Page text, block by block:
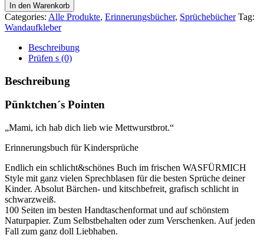
In den Warenkorb
Categories: Alle Produkte, Erinnerungsbücher, Sprüchebücher Tag:
Wandaufkleber
Beschreibung
Prüfen s (0)
Beschreibung
Pünktchen´s Pointen
„Mami, ich hab dich lieb wie Mettwurstbrot.“
Erinnerungsbuch für Kindersprüche
Endlich ein schlicht&schönes Buch im frischen WASFÜRMICH
Style mit ganz vielen Sprechblasen für die besten Sprüche deiner
Kinder. Absolut Bärchen- und kitschbefreit, grafisch schlicht in
schwarzweiß.
100 Seiten im besten Handtaschenformat und auf schönstem
Naturpapier. Zum Selbstbehalten oder zum Verschenken. Auf jeden
Fall zum ganz doll Liebhaben.